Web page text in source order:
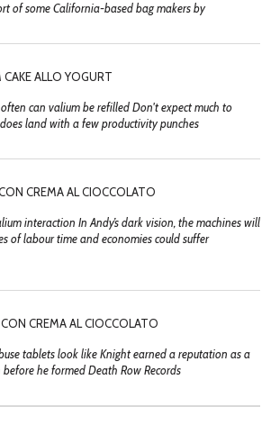
of some California-based bag makers by
CAKE ALLO YOGURT
can valium be refilled Don't expect much to
land with a few productivity punches
CREMA AL CIOCCOLATO
interaction In Andy’s dark vision, the machines will
of labour time and economies could suffer
CREMA AL CIOCCOLATO
tablets look like Knight earned a reputation as a
he formed Death Row Records